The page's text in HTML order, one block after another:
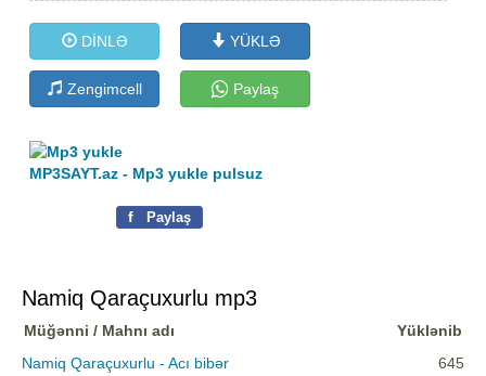
DİNLƏ YÜKLƏ
Zengimcell Paylaş
MP3SAYT.az - Mp3 yukle pulsuz
f Paylaş
Namiq Qaraçuxurlu mp3
Müğənni / Mahnı adı
Yüklənib
Namiq Qaraçuxurlu - Acı bibər
645